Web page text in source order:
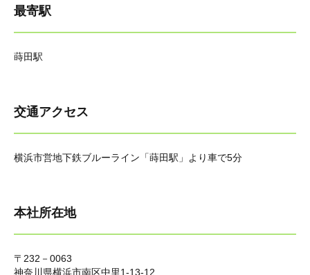
最寄駅
蒔田駅
交通アクセス
横浜市営地下鉄ブルーライン「蒔田駅」より車で5分
本社所在地
〒232－0063
神奈川県横浜市南区中里1-13-12